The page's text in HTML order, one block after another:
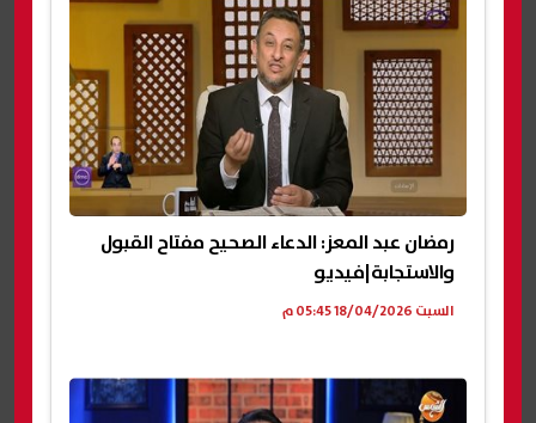
رمضان عبد المعز: الدعاء الصحيح مفتاح القبول
والاستجابة|فيديو
السبت 18/04/2026 05:45 م